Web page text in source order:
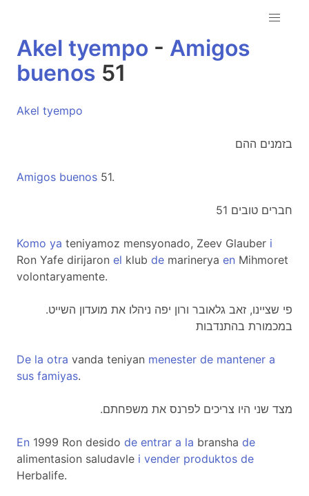
Akel tyempo - Amigos
buenos 51
Akel tyempo
בזמנים ההם
Amigos buenos 51.
חברים טובים 51
Komo ya teniyamoz mensyonado, Zeev Glauber i
Ron Yafe dirijaron el klub de marinerya en Mihmoret
volontaryamente.
.פי שציינו, זאב גלאובר ורון יפה ניהלו את מועדון השייט
במכמורת בהתנדבות
De la otra vanda teniyan menester de mantener a
sus famiyas.
.מצד שני היו צריכים לפרנס את משפחתם
En 1999 Ron desido de entrar a la bransha de
alimentasion saludavle i vender produktos de
Herbalife.